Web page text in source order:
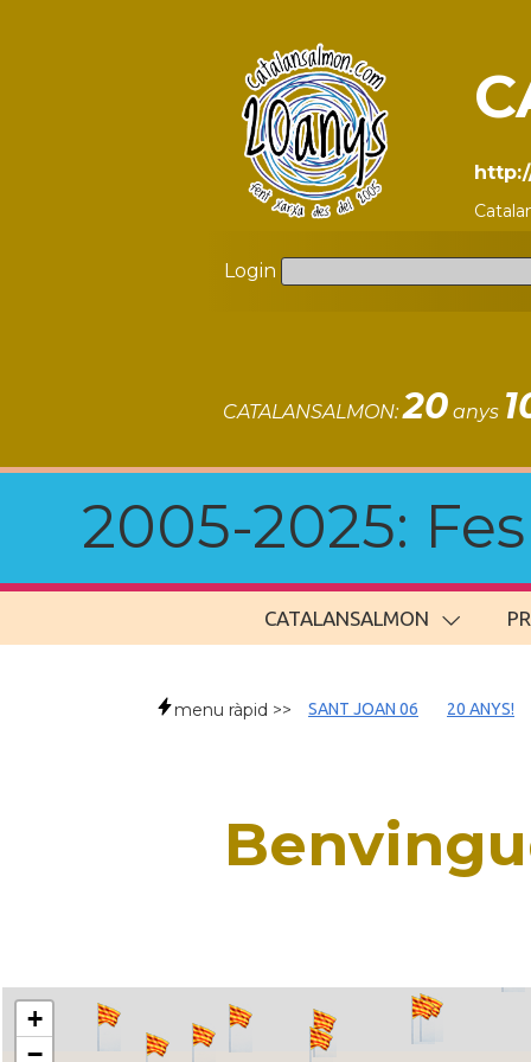
Login
CATALANSALMON:20 anys
2005-2025:
CATALANSALMON
menu ràpid >> SANT JOAN 06 20 ANYS!
+
−